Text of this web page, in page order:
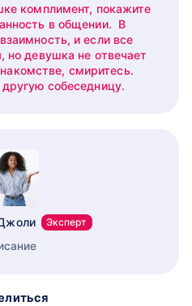
комплимент, покажите
в общении. В
и если все
но девушка не отвечает
смиритесь.
собеседницу.
Эксперт